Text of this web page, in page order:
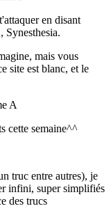
en disant
Synesthesia.
mais vous
site est blanc, et le
A
cette semaine^^
truc entre autres), je
infini, super simplifiés
des trucs